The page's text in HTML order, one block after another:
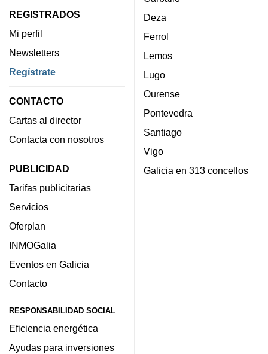
REGISTRADOS
Mi perfil
Newsletters
Regístrate
CONTACTO
Cartas al director
Contacta con nosotros
PUBLICIDAD
Tarifas publicitarias
Servicios
Oferplan
INMOGalia
Eventos en Galicia
Contacto
RESPONSABILIDAD SOCIAL
Eficiencia energética
Ayudas para inversiones
Deza
Ferrol
Lemos
Lugo
Ourense
Pontevedra
Santiago
Vigo
Galicia en 313 concellos